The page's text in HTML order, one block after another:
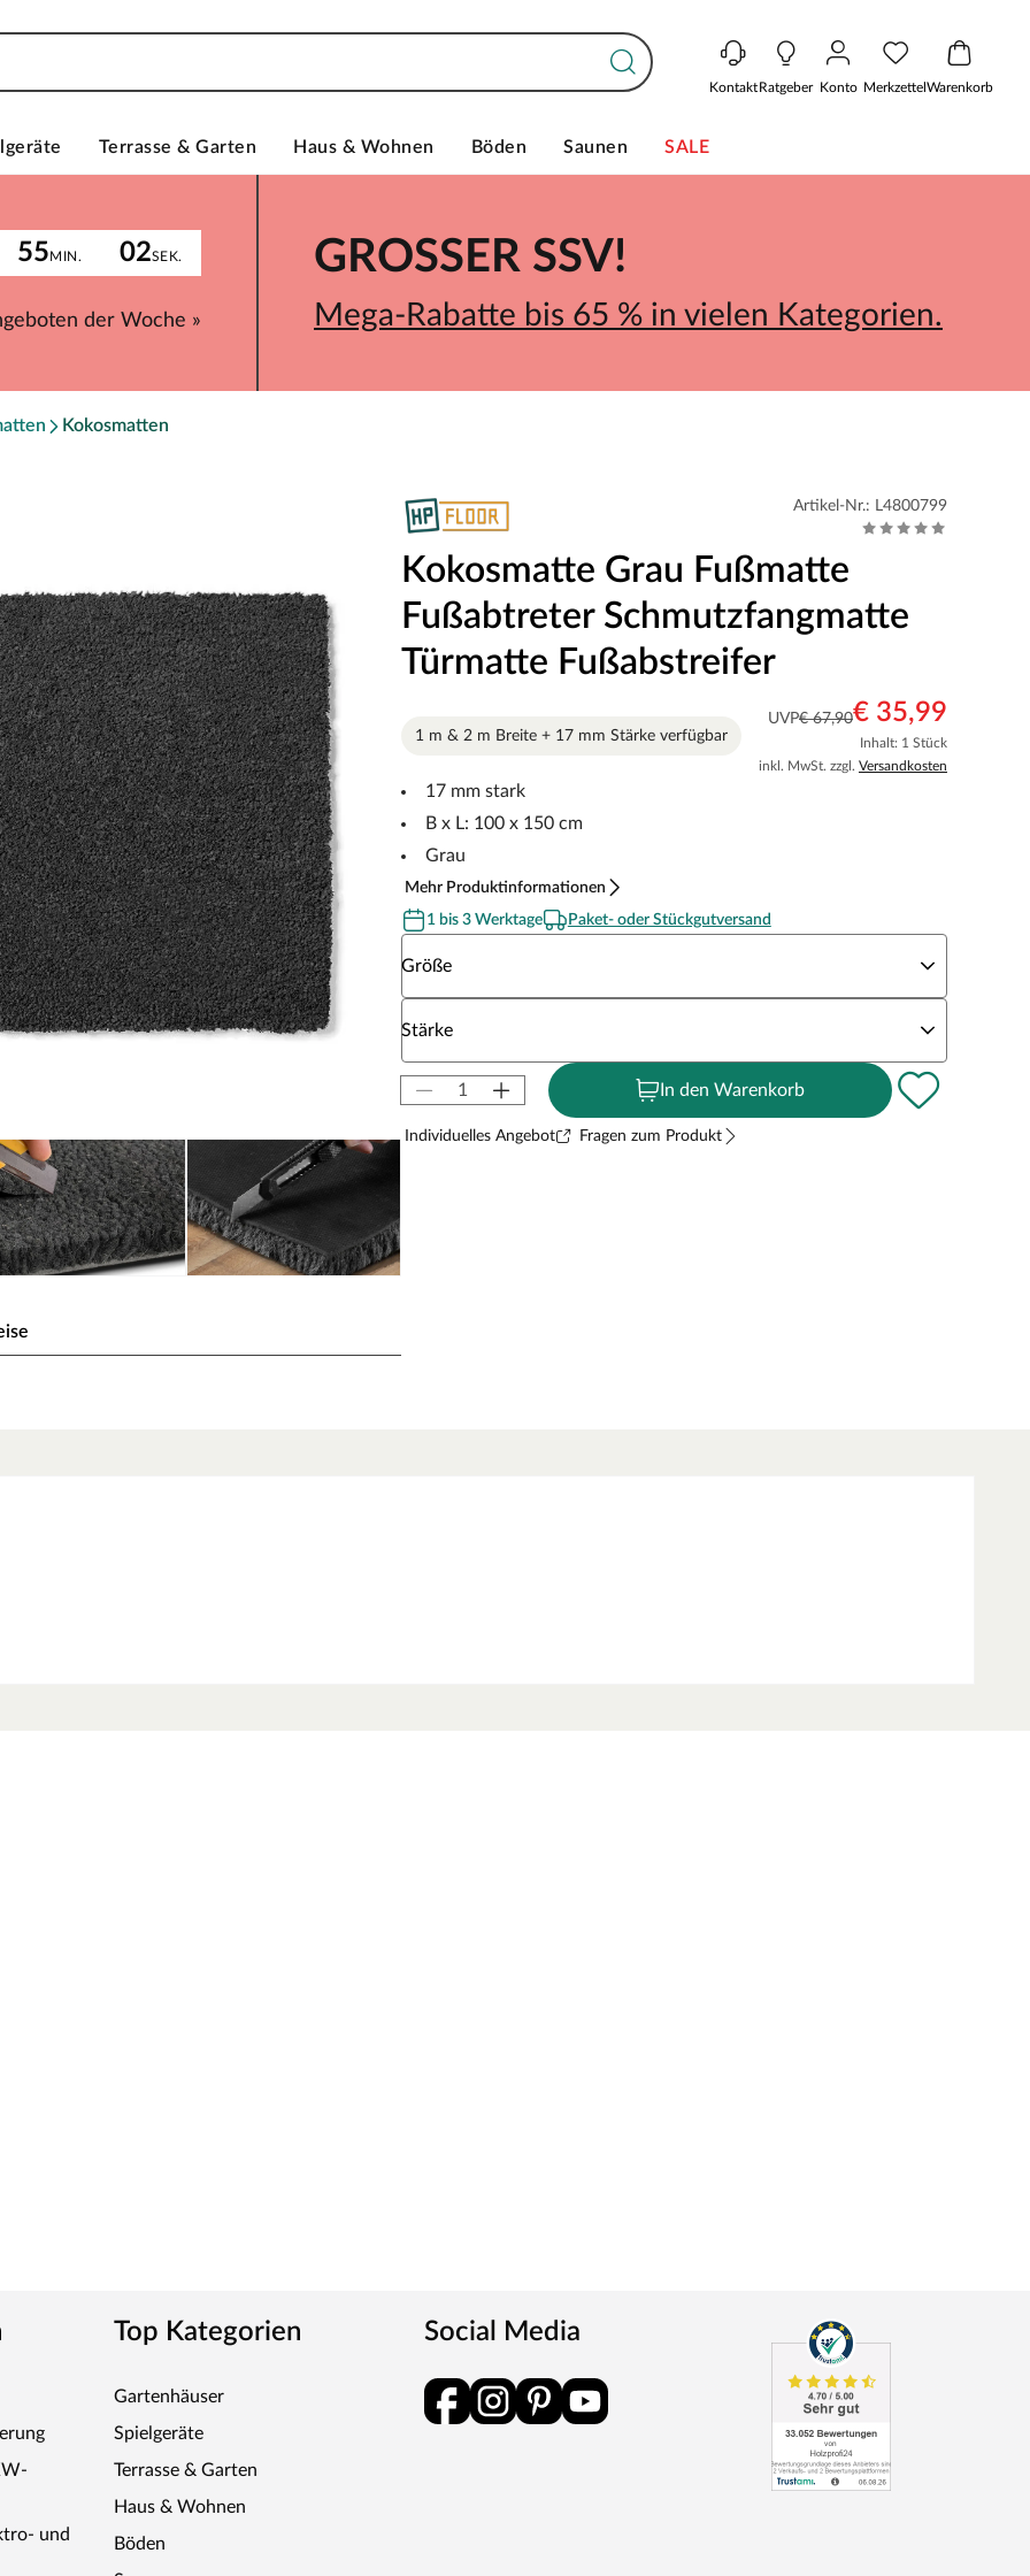
KontaktRatgeber Konto MerkzettelWarenkorb
Terrasse & Garten Haus & Wohnen Böden Saunen SALE
55MIN. 02SEK.
der Woche »
GROSSER SSV!
Mega-Rabatte bis 65 % in vielen Kategorien.
Kokosmatten
für den Einsatz als Fußmatte. Die feinen
und verhindern eine statische Aufladung. Die
Artikel-Nr.: L4800799
Kokosmatte Grau Fußmatte
Fußabtreter Schmutzfangmatte
Türmatte Fußabstreifer
UVP€ 67,90€ 35,99
Inhalt: 1 Stück
inkl. MwSt. zzgl. Versandkosten
1 m & 2 m Breite + 17 mm Stärke verfügbar
17 mm stark
B x L: 100 x 150 cm
Grau
Mehr Produktinformationen
1 bis 3 Werktage
Paket- oder Stückgutversand
Größe
Stärke
In den Warenkorb
Individuelles Angebot Fragen zum Produkt
und
Top Kategorien
Gartenhäuser
Spielgeräte
Terrasse & Garten
Haus & Wohnen
Böden
Social Media